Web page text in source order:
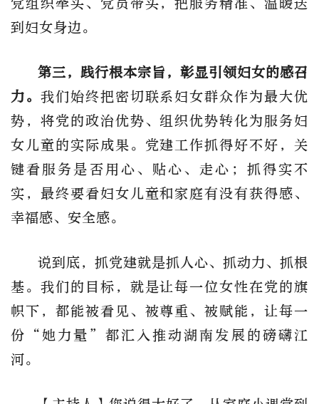
到妇女身边。
第三，践行根本宗旨，彰显引领妇女的感召
力。 我们始终把密切联系妇女群众作为最大优
势，将党的政治优势、组织优势转化为服务妇
女儿童的实际成果。党建工作抓得好不好，关
键看服务是否用心、贴心、走心；抓得实不
实，最终要看妇女儿童和家庭有没有获得感、
幸福感、安全感。
说到底，抓党建就是抓人心、抓动力、抓根
基。我们的目标，就是让每一位女性在党的旗
帜下，都能被看见、被尊重、被赋能，让每一
份“她力量”都汇入推动湖南发展的磅礴江
河。